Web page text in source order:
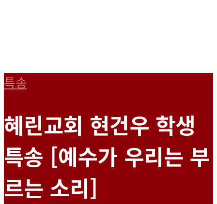
특송
혜린교회 현건우 학생
특송 [예수가 우리는 부
르는 소리]